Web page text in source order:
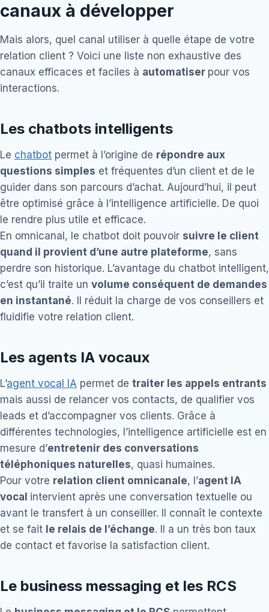
canaux à développer
Mais alors, quel canal utiliser à quelle étape de votre
relation client ? Voici une liste non exhaustive des
canaux efficaces et faciles à automatiser pour vos
interactions.
Les chatbots intelligents
Le chatbot permet à l’origine de répondre aux
questions simples et fréquentes d’un client et de le
guider dans son parcours d’achat. Aujourd’hui, il peut
être optimisé grâce à l’intelligence artificielle. De quoi
le rendre plus utile et efficace.
En omnicanal, le chatbot doit pouvoir suivre le client
quand il provient d’une autre plateforme, sans
perdre son historique. L’avantage du chatbot intelligent,
c’est qu’il traite un volume conséquent de demandes
en instantané. Il réduit la charge de vos conseillers et
fluidifie votre relation client.
Les agents IA vocaux
L’agent vocal IA permet de traiter les appels entrants
mais aussi de relancer vos contacts, de qualifier vos
leads et d’accompagner vos clients. Grâce à
différentes technologies, l’intelligence artificielle est en
mesure d’entretenir des conversations
téléphoniques naturelles, quasi humaines.
Pour votre relation client omnicanale, l’agent IA
vocal intervient après une conversation textuelle ou
avant le transfert à un conseiller. Il connaît le contexte
et se fait le relais de l’échange. Il a un très bon taux
de contact et favorise la satisfaction client.
Le business messaging et les RCS